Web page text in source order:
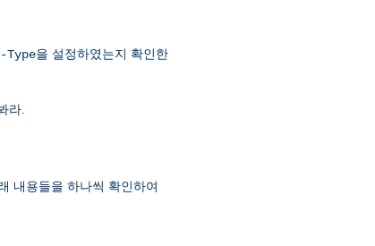
Type을 설정하였는지 확인한
라.
내용들을 하나씩 확인하여